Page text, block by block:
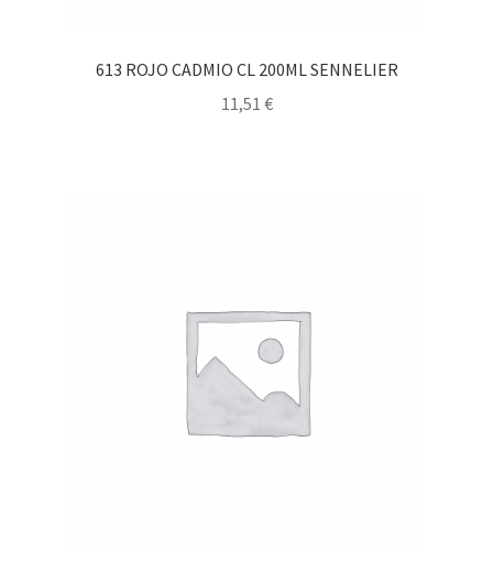
613 ROJO CADMIO CL 200ML SENNELIER
11,51 €